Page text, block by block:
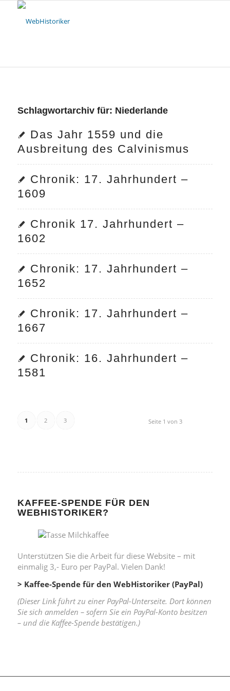
Schlagwortarchiv für: Niederlande
Das Jahr 1559 und die
Ausbreitung des Calvinismus
Chronik: 17. Jahrhundert –
1609
Chronik 17. Jahrhundert –
1602
Chronik: 17. Jahrhundert –
1652
Chronik: 17. Jahrhundert –
1667
Chronik: 16. Jahrhundert –
1581
Seite 1 von 3
1 2 3
KAFFEE-SPENDE FÜR DEN
WEBHISTORIKER?
Unterstützen Sie die Arbeit für diese Website – mit
einmalig 3,- Euro per PayPal. Vielen Dank!
> Kaffee-Spende für den WebHistoriker (PayPal)
(Dieser Link führt zu einer PayPal-Unterseite. Dort können
Sie sich anmelden – sofern Sie ein PayPal-Konto besitzen
– und die Kaffee-Spende bestätigen.)